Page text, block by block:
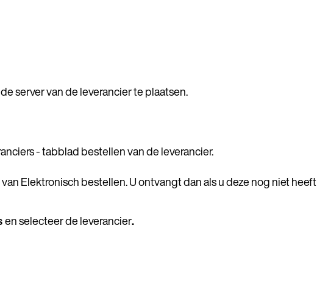
server van de leverancier te plaatsen.
- tabblad bestellen van de leverancier.
Elektronisch bestellen. U ontvangt dan als u deze nog niet heeft
en selecteer de leverancier.